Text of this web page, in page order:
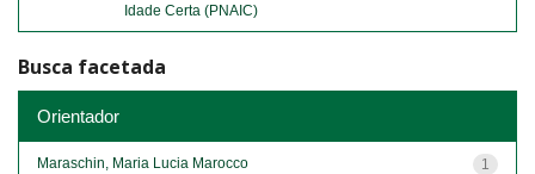
Idade Certa (PNAIC)
Busca facetada
Orientador
1
Maraschin, Maria Lucia Marocco